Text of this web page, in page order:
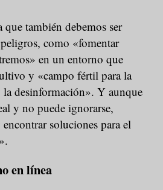
también debemos ser
como «fomentar
en un entorno que
y «campo fértil para la
desinformación». Y aunque
y no puede ignorarse,
soluciones para el
en línea